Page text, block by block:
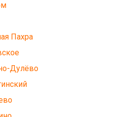
Пахра
Дулёво